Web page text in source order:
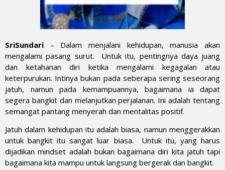
SriSundari – Dalam menjalani kehidupan, manusia akan
mengalami pasang surut. Untuk itu, pentingnya daya juang
dan ketahanan diri ketika mengalami kegagalan atau
keterpurukan. Intinya bukan pada seberapa sering seseorang
jatuh, namun pada kemampuannya, bagaimana ia dapat
segera bangkit dan melanjutkan perjalanan. Ini adalah tentang
semangat pantang menyerah dan mentalitas positif.
Jatuh dalam kehidupan itu adalah biasa, namun menggerakkan
untuk bangkit itu sangat luar biasa. Untuk itu, yang harus
dijadikan mindset adalah bukan bagaimana diri kita jatuh tapi
bagaimana kita mampu untuk langsung bergerak dan bangkit.